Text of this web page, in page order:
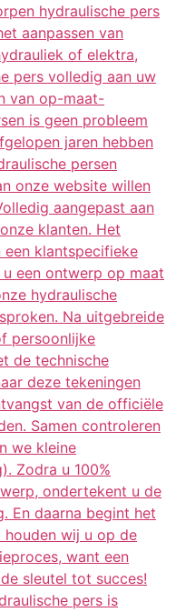
hydraulische pers
aanpassen van
of elektra,
pers volledig aan uw
van op-maat-
is geen probleem
jaren hebben
persen
onze website willen
aangepast aan
klanten. Het
een klantspecifieke
een ontwerp op maat
hydraulische
Na uitgebreide
persoonlijke
de technische
deze tekeningen
van de officiële
Samen controleren
we kleine
Zodra u 100%
ondertekent u de
En daarna begint het
wij u op de
want een
sleutel tot succes!
pers is